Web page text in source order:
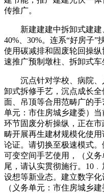
传推广。
新建建建中拆卸式建建
40%、30%。连系“好房子
使用碳减排和固废轮回操
速推广预制墩柱、拆卸式车
沉点针对学校、病院、
卸式拆修手艺，沉点成长
面、吊顶等合用范畴广的
单元：市住房城乡建委）
环节固废分析操纵，正在
畴开展再生建材规模化使
论证。请切换至极速模式
可变空间手艺使用，（义
尾，请认实贯彻施行。
设想等新业态。建立数字化
（义务单元：市住房城乡